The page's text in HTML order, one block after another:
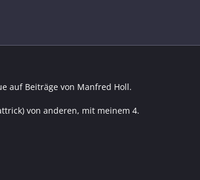
auf Beiträge von Manfred Holl.
von anderen, mit meinem 4.